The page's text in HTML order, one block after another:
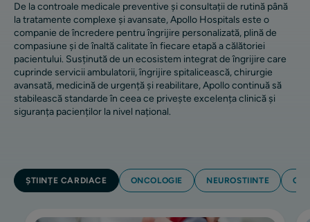
De la controale medicale preventive și consultații de rutină până
la tratamente complexe și avansate, Apollo Hospitals este o
companie de încredere pentru îngrijire personalizată, plină de
compasiune și de înaltă calitate în fiecare etapă a călătoriei
pacientului. Susținută de un ecosistem integrat de îngrijire care
cuprinde servicii ambulatorii, îngrijire spitalicească, chirurgie
avansată, medicină de urgență și reabilitare, Apollo continuă să
stabilească standarde în ceea ce privește excelența clinică și
siguranța pacienților la nivel național.
ȘTIINȚE CARDIACE ONCOLOGIE NEUROSTIINTE